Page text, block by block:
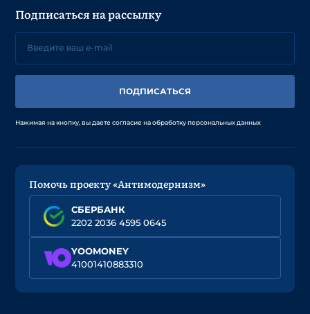
Подписаться на рассылку
ПОДПИСАТЬСЯ
Нажимая на кнопку, вы даете согласие на обработку персональных данных
Помочь проекту «Антимодернизм»
СБЕРБАНК
2202 2036 4595 0645
YOOMONEY
41001410883310